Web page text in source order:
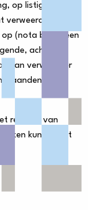
op listige en
een
(nota bene) een
acht de
aan verweerder
wordt
register van
kunnen het